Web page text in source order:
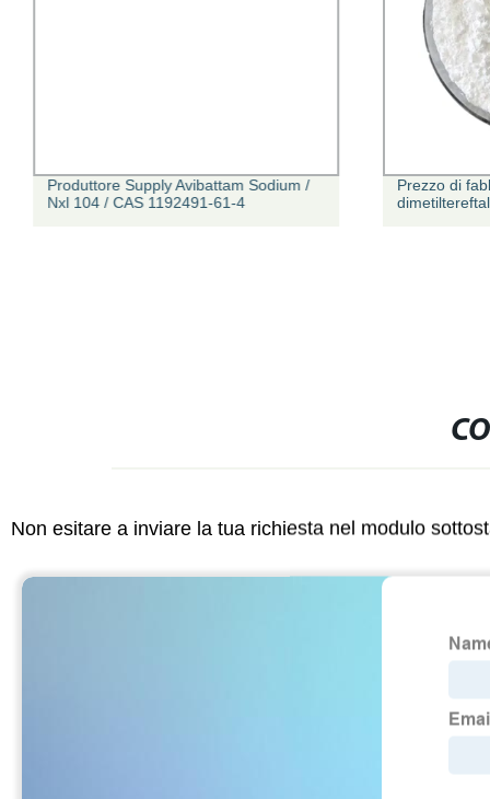
Produttore Supply Avibattam Sodium /
Nxl 104 / CAS 1192491-61-4
Prezzo di
Non esitare a inviare la tua richiesta nel modulo